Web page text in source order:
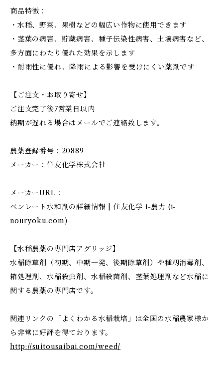
商品特徴：
・水稲、野菜、果樹などの幅広い作物に使用できます
・茎葉の病害、貯蔵病害、種子伝染性病害、土壌病害など、
多方面にわたり優れた効果を示します
・耐雨性に優れ、降雨による影響を受けにくい薬剤です
【ご注文・お取り寄せ】
ご注文完了後7営業日以内
納期が遅れる場合はメールでご連絡致します。
農薬登録番号：20889
メーカー：住友化学株式会社
メーカーURL：
ベンレート水和剤の詳細情報 | 住友化学 i-農力 (i-
nouryoku.com)
【水稲農薬の専門店アグリッジ】
水稲除草剤（初期、中期一発、後期除草剤）や種籾消毒剤、
箱処理剤、水稲殺虫剤、水稲殺菌剤、茎葉処理剤など水稲に
関する農薬の専門店です。
関連リンクの「よくわかる水稲栽培」は全国の水稲農家様か
ら非常に好評を得ております。
http://suitousaibai.com/weed/